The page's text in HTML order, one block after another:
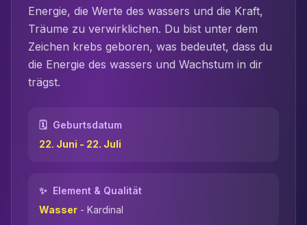
Energie, die Werte des wassers und die Kraft,
Träume zu verwirklichen. Du bist unter dem
Zeichen krebs geboren, was bedeutet, dass du
die Energie des wassers und Wachstum in dir
trägst.
🗓️ Geburtsdatum
22. Juni - 22. Juli
✨ Element & Qualität
Wasser - Kardinal